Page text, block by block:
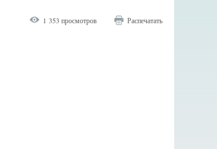
1 353 просмотров Распечатать